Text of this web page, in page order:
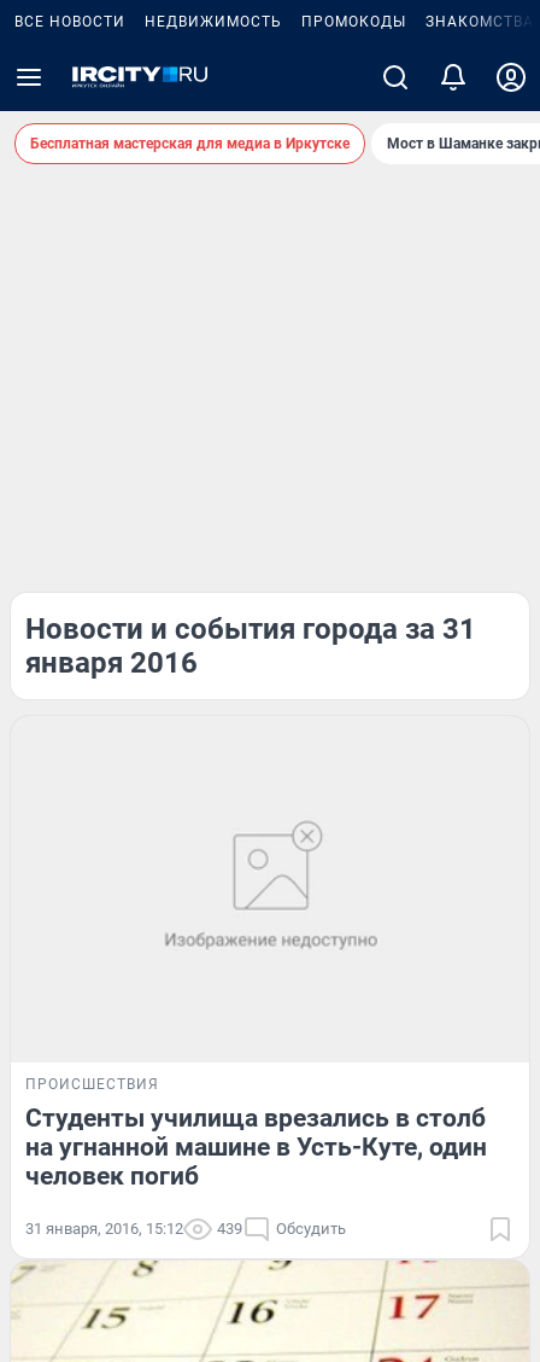
ВСЕ НОВОСТИ НЕДВИЖИМОСТЬ ПРОМОКОДЫ ЗНАКОМСТВА
Бесплатная мастерская для медиа в Иркутске Мост в Шаманке
Новости и события города за 31
января 2016
ПРОИСШЕСТВИЯ
Студенты училища врезались в столб
на угнанной машине в Усть-Куте, один
человек погиб
31 января, 2016, 15:12 439 Обсудить